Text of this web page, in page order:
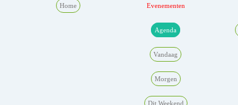
Home Evenementen
Agenda
Vandaag
Morgen
Dit Weekend